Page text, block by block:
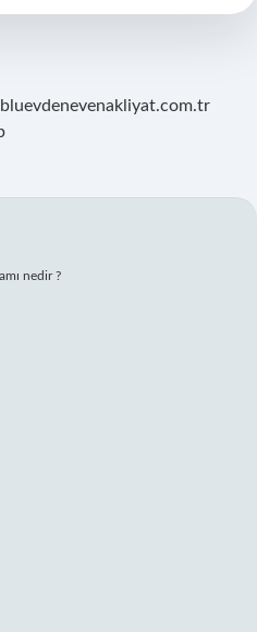
nedir ?